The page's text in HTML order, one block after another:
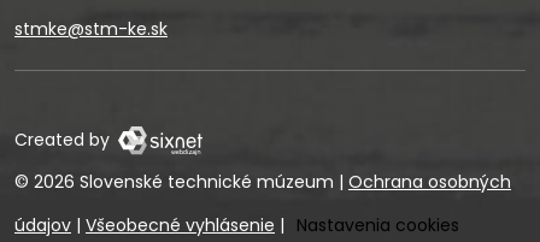
stmke@stm-ke.sk
Created by
© 2026 Slovenské technické múzeum | Ochrana osobných
údajov | Všeobecné vyhlásenie | Nastavenia cookies